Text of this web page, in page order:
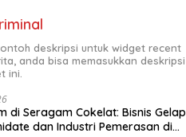
deskripsi untuk widget recent
anda bisa memasukkan deskripsi
ini.
di Seragam Cokelat: Bisnis Gelap
dan Industri Pemerasan di